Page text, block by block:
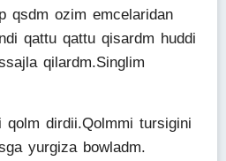
qsdm ozim emcelaridan
qattu qattu qisardm huddi
qilardm.Singlim
dirdii.Qolmmi tursigini
yurgiza bowladm.